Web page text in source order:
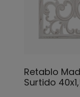
Retablo
Surtido